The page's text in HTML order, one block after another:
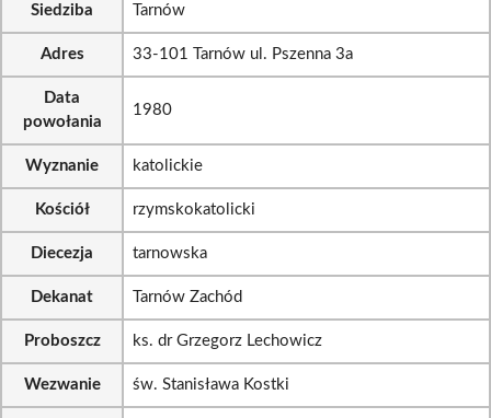
Siedziba Tarnów
Adres 33-101 Tarnów ul. Pszenna 3a
Data
powołania
1980
Wyznanie katolickie
Kościół rzymskokatolicki
Diecezja tarnowska
Dekanat Tarnów Zachód
Proboszcz ks. dr Grzegorz Lechowicz
Wezwanie św. Stanisława Kostki